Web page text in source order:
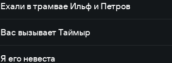
Ехали в трамвае Ильф и Петров
Вас вызывает Таймыр
Я его невеста